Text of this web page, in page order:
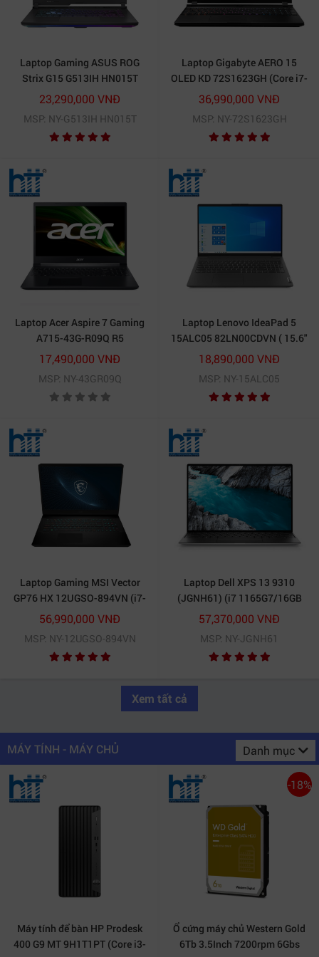
Laptop Gaming ASUS ROG
Strix G15 G513IH HN015T
23,290,000 VNĐ
MSP: NY-G513IH HN015T
Laptop Gigabyte AERO 15
OLED KD 72S1623GH (Core i7-
11800H | 16GB | 512GB SSD |
RTX™ 3060 6GB | 15.6 inch
UHD | Win 10 | Đen)
36,990,000 VNĐ
MSP: NY-72S1623GH
Laptop Acer Aspire 7 Gaming
A715-43G-R09Q R5
5625U/16GB/512GB/15.6"FHD/NVIDIA
RTX3050/Win11
17,490,000 VNĐ
MSP: NY-43GR09Q
Laptop Lenovo IdeaPad 5
15ALC05 82LN00CDVN ( 15.6"
AMD Ryzen 7
5700U/8GB/512GB
SSD/Windows 10 Home SL 64-
bit/1.7kg)
18,890,000 VNĐ
MSP: NY-15ALC05
Laptop Gaming MSI Vector
GP76 HX 12UGSO-894VN (i7-
12700H | 32GB | 1TB | RTX
3070Ti | 17.3 inch QHD |
Windows 11 | Black)
56,990,000 VNĐ
MSP: NY-12UGSO-894VN
Laptop Dell XPS 13 9310
(JGNH61) (i7 1165G7/16GB
RAM/512GBSSD/13.4 inch
UHD Touch/Bút cảm ứng/Win
10/Bạc) (2020)
57,370,000 VNĐ
MSP: NY-JGNH61
Xem tất cả
MÁY TÍNH - MÁY CHỦ Danh mục
Máy tính để bàn HP Prodesk
400 G9 MT 9H1T1PT (Core i3-
-18%
Ổ cứng máy chủ Western Gold
6Tb 3.5Inch 7200rpm 6Gbs